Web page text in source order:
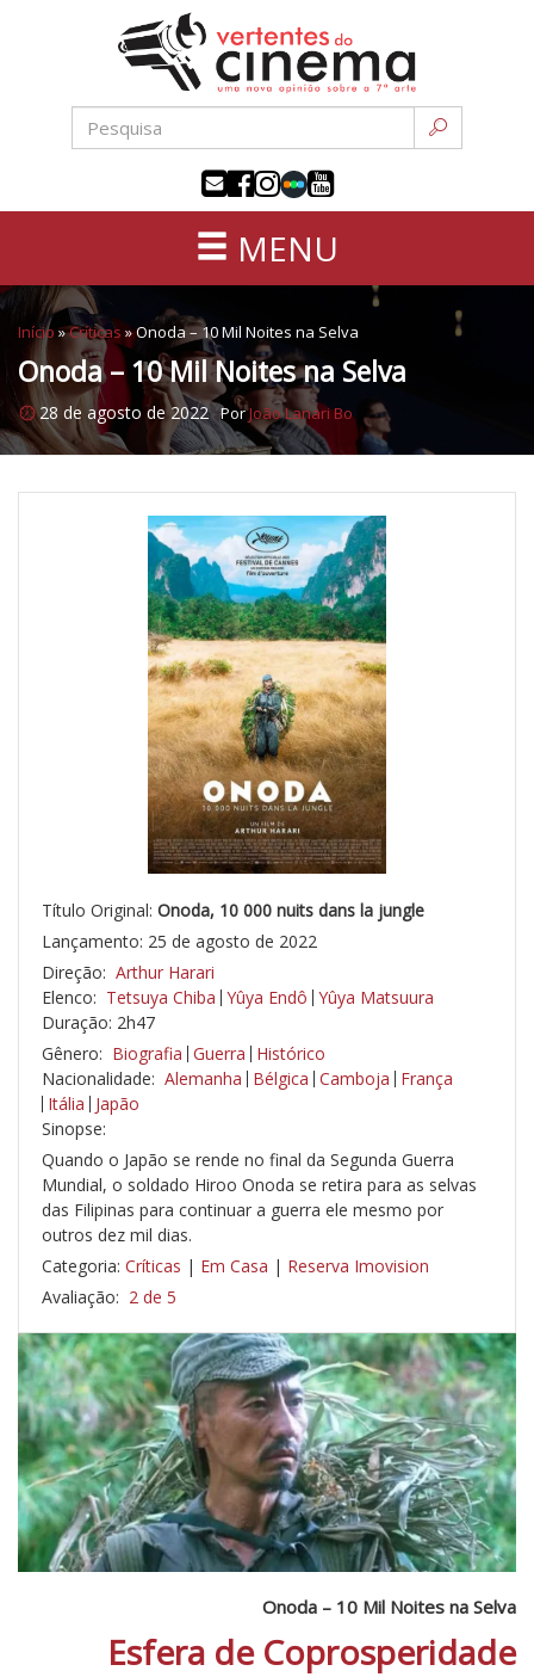
conteúdo
sétima
MENU
Início »Críticas »Onoda – 10 Mil Noites na Selva
Onoda – 10 Mil Noites na Selva
28 de agosto de 2022 PorJoão Lanari Bo
Título Original: Onoda, 10 000 nuits dans la jungle
Lançamento: 25 de agosto de 2022
Direção: Arthur Harari
Elenco: Tetsuya Chiba Yûya Endô Yûya Matsuura
Duração: 2h47
Gênero: Biografia Guerra Histórico
Nacionalidade: Alemanha Bélgica Camboja França
Itália Japão
Sinopse:
Quando o Japão se rende no final da Segunda Guerra
Mundial, o soldado Hiroo Onoda se retira para as selvas
das Filipinas para continuar a guerra ele mesmo por
outros dez mil dias.
Categoria: Críticas | Em Casa | Reserva Imovision
Avaliação: 2 de 5
Onoda – 10 Mil Noites na Selva
Esfera de Coprosperidade